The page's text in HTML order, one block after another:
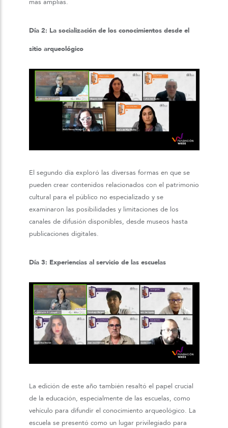
Día 2: La socialización de los conocimientos desde el
sitio arqueológico
El segundo día exploró las diversas formas en que se
pueden crear contenidos relacionados con el patrimonio
cultural para el público no especializado y se
examinaron las posibilidades y limitaciones de los
canales de difusión disponibles, desde museos hasta
publicaciones digitales.
Día 3: Experiencias al servicio de las escuelas
La edición de este año también resaltó el papel crucial
de la educación, especialmente de las escuelas, como
vehículo para difundir el conocimiento arqueológico. La
escuela se presentó como un lugar privilegiado para